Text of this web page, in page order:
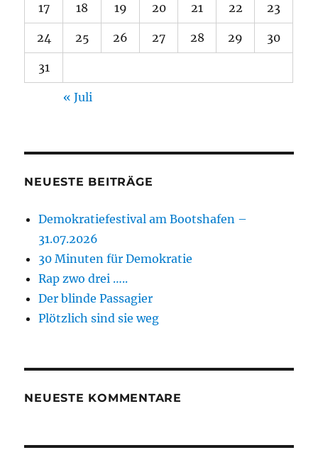
17 18 19 20 21 22 23
24 25 26 27 28 29 30
31
« Juli
NEUESTE BEITRÄGE
Demokratiefestival am Bootshafen –
31.07.2026
30 Minuten für Demokratie
Rap zwo drei …..
Der blinde Passagier
Plötzlich sind sie weg
NEUESTE KOMMENTARE